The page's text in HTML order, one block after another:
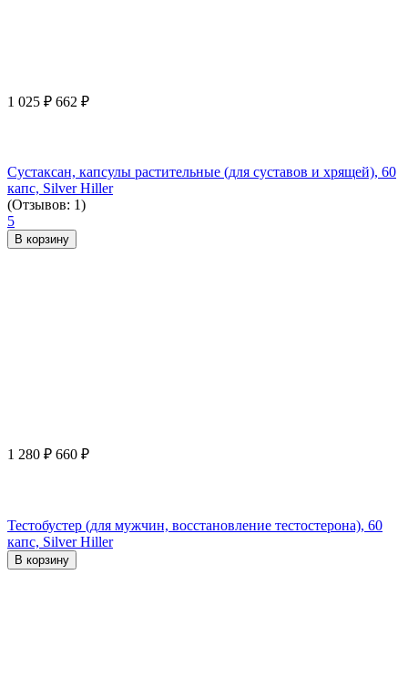
1 025 ₽ 662 ₽
Сустаксан, капсулы растительные (для суставов и хрящей), 60
капс, Silver Hiller
(Отзывов: 1)
5
В корзину
1 280 ₽ 660 ₽
Тестобустер (для мужчин, восстановление тестостерона), 60
капс, Silver Hiller
В корзину